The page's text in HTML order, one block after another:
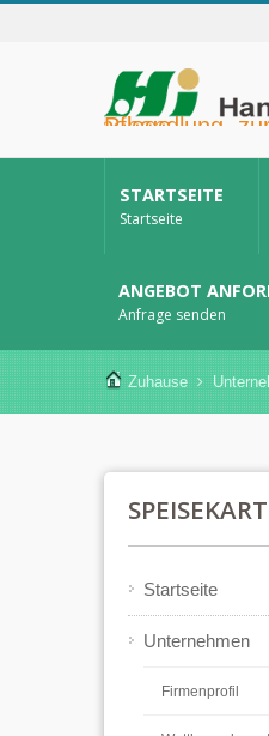
Hannox International Corp. - Wir unterstützen Importeure, Großhändler, Distributoren und Marken im Gesundheitswesen bei der Markteinführung von medikamentenfreien Wund- und Schleimhautpflegeprodukten für Mundgeschwüre, die unterstützende Krebstherapie, den Hautschutz, die Nasenschleimhautpflege und die Wundversorgung zu Hause. Darüber hinaus bieten wir ein breiteres Spektrum an Medizinprodukten zur Diabetesprävention und -behandlung, zur Prävention von durch Mücken übertragenen Krankheiten und für weitere Anwendungen im Bereich der häuslichen Pflege.
STARTSEITE
Startseite
ANGEBOT
Anfrage senden
Zuhause
Startseite
Unternehmen
Firmenprofil